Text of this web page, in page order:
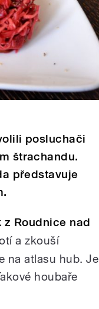
posluchači
štrachandu.
představuje
z Roudnice nad
a zkouší
na atlasu hub. Je
houbaře